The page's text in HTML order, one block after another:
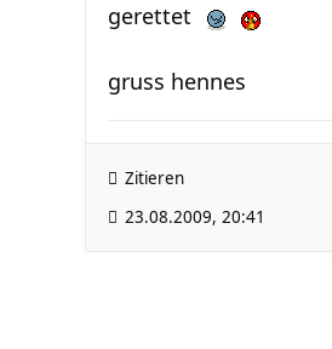
gerettet
gruss hennes
Zitieren
23.08.2009, 20:41